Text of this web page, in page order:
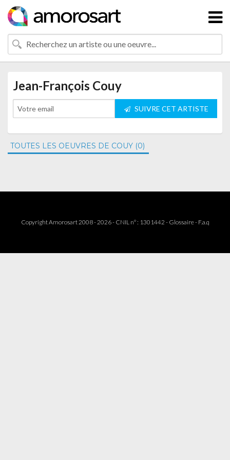
Jean-François Couy
SUIVRE CET ARTISTE
TOUTES LES OEUVRES DE COUY (0)
Copyright Amorosart 2008 - 2026 - CNIL n° : 1301442 - Glossaire- F.a.q